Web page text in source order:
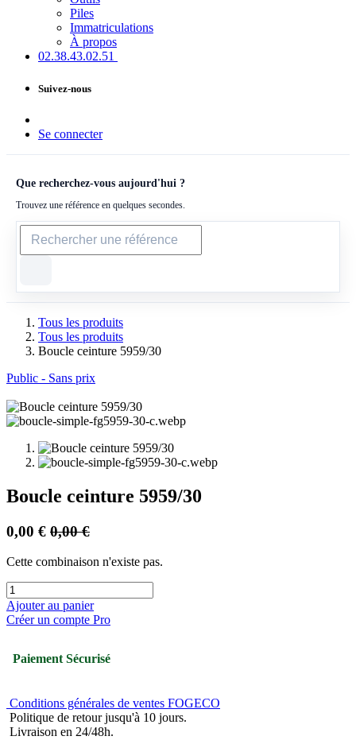
Piles
Immatriculations
À propos
02.38.43​.02.51
Suivez-nous
Se connecter
Que recherchez-vous aujourd'hui ?
Trouvez une référence en quelques secondes.
Tous les produits
Tous les produits
Boucle ceinture 5959/30
Public - Sans prix
Boucle ceinture 5959/30
0,00 € 0,00€
Cette combinaison n'existe pas.
Ajouter au panier
Créer un compte Pro
Paiement Sécurisé
Conditions générales de ventes FOGECO
Politique de retour jusqu'à 10 jours.
Livraison en 24/48h.